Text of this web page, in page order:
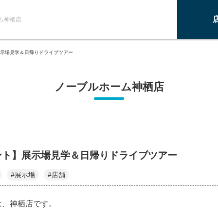
神栖店
場見学＆日帰りドライブツアー
ノーブルホーム神栖店
】展示場見学＆日帰りドライブツアー
#展示場 #店舗
神栖店です。